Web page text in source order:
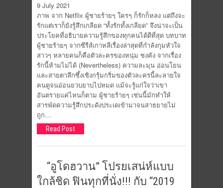
9 July 2021
ภาพ จาก Netflix ผู้ชายร้ายๆ ใครๆ ก็รักก็หลง แต่ถึงจะ
รักแต่เราก็ยังรู้สึกเกลียด “ทั้งรักทั้งเกลียด” จึงน่าจะเป็น
ประโยคที่อธิบายความรู้สึกของทุกคนได้ดีที่สุด บทบาท
ผู้ชายร้ายๆ จากซีรีส์เกาหลีเรื่องล่าสุดที่กำลังกุมหัวใจ
สาวๆ หลายคนก็คือตัวละครของหนุ่ม ซงคัง จากเรื่อง
รักนี้ห้ามไม่ได้ (Nevertheless) ความละมุน อ่อนโยน
และสายตาลึกซึ้งเชิงกรุ้มกริ่มของตัวละครนี้ละลายใจ
คนดูจนอ่อนยวบยาบไปหมด แม้จะรู้แก่ใจว่าเขา
อันตรายแค่ไหนก็ตาม ผู้ชายร้ายๆ เช่นนี้มักทำให้
สารพัดความรู้สึกประดังประเดเข้ามาจนสาธยายไม่
ถูก…
Read Post
“อูโดฮวาน” โปรยเสน่ห์แบบ
ใกล้ชิด ฟินทุกที่นั่ง!!! กับ “2019